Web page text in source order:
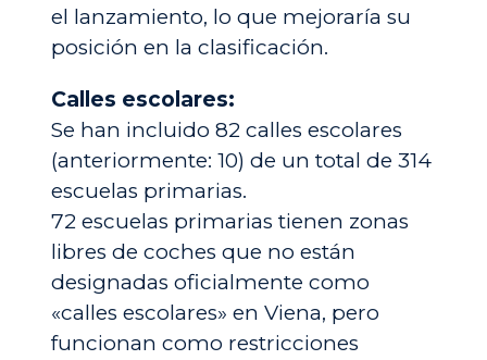
el lanzamiento, lo que mejoraría su
posición en la clasificación.
Calles escolares:
Se han incluido 82 calles escolares
(anteriormente: 10) de un total de 314
escuelas primarias.
72 escuelas primarias tienen zonas
libres de coches que no están
designadas oficialmente como
«calles escolares» en Viena, pero
funcionan como restricciones